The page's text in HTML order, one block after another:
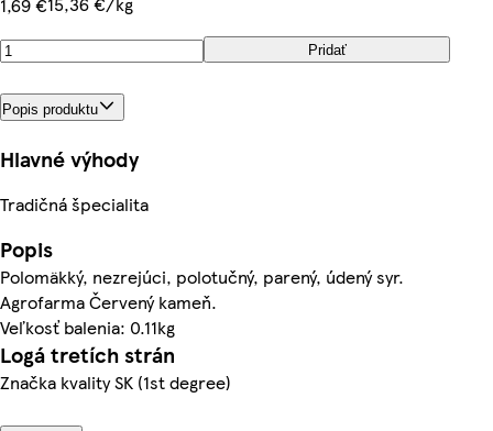
Pridať
Popis produktu
Hlavné výhody
Tradičná špecialita
Popis
Polomäkký, nezrejúci, polotučný, parený, údený syr.
Agrofarma Červený kameň.
Veľkosť balenia: 0.11kg
Logá tretích strán
Značka kvality SK (1st degree)